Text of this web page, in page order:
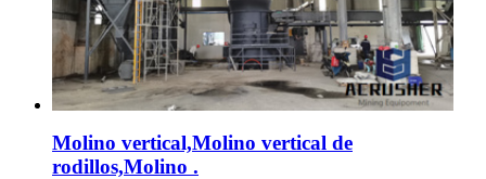
Molino vertical,Molino vertical de
rodillos,Molino .